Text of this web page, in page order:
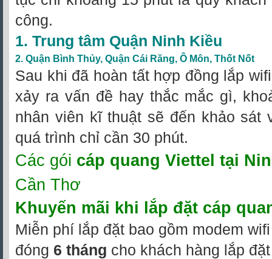
công.
1. Trung tâm Quận Ninh Kiều
2. Quận Bình Thủy, Quận Cái Răng, Ô Môn, Thốt Nốt
Sau khi đã hoàn tất hợp đồng lắp
xảy ra vấn đề hay thắc mắc gì,
nhân viên kĩ thuật sẽ đến khảo sát
quá trình chỉ cần 30 phút.
Các gói cáp quang Viettel tại
Cần Thơ
Khuyến mãi khi lắp đặt cáp
Miễn phí lắp đặt bao gồm modem
đóng 6 tháng cho khách hàng lắp